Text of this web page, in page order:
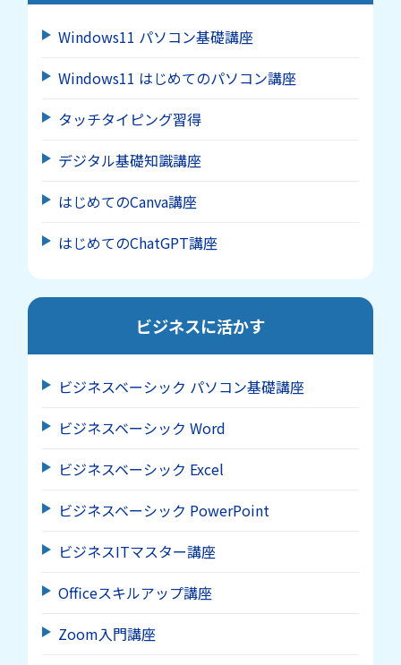
Windows11 パソコン基礎講座
Windows11 はじめてのパソコン講座
タッチタイピング習得
デジタル基礎知識講座
はじめてのCanva講座
はじめてのChatGPT講座
ビジネスに活かす
ビジネスベーシック パソコン基礎講座
ビジネスベーシック Word
ビジネスベーシック Excel
ビジネスベーシック PowerPoint
ビジネスITマスター講座
Officeスキルアップ講座
Zoom入門講座